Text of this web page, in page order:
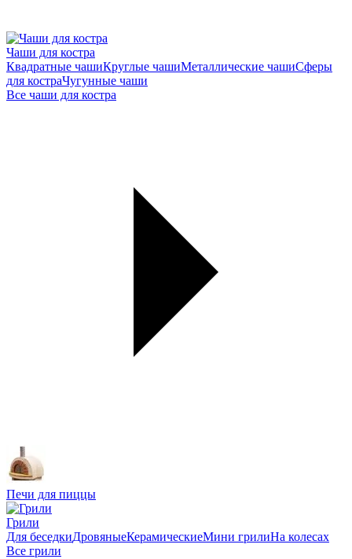
Чаши для костра
Квадратные чашиКруглые чашиМеталлические чашиСферы
для костраЧугунные чаши
Все чаши для костра
Печи для пиццы
Грили
Для беседкиДровяныеКерамическиеМини грилиНа колесах
Все грили